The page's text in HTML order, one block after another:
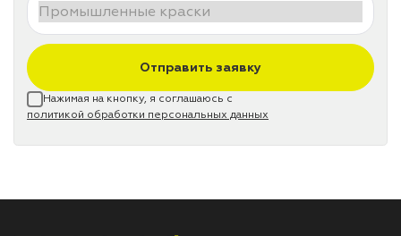
Отправить заявку
Нажимая на кнопку, я соглашаюсь с
политикой обработки персональных данных